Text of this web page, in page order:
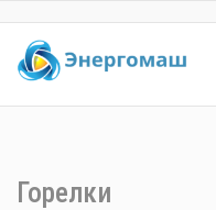
Горелки